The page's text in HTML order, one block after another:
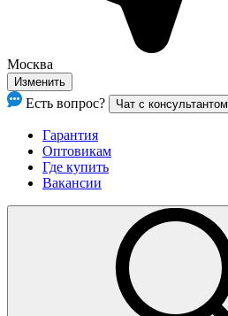
Москва
Изменить
Есть вопрос? Чат с консультантом
Гарантия
Оптовикам
Где купить
Вакансии